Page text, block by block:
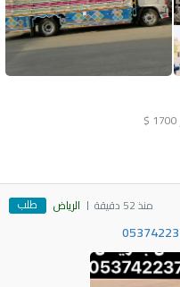
1700
$
منذ 52 دقيقة الرياض طلب